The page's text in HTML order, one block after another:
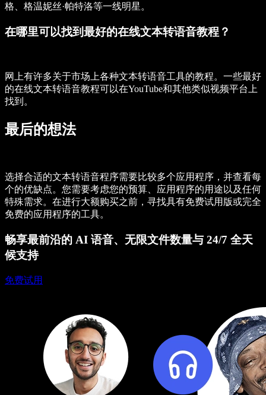
格、格温妮丝·帕特洛等一线明星。
在哪里可以找到最好的在线文本转语音教程？
网上有许多关于市场上各种文本转语音工具的教程。一些最好
的在线文本转语音教程可以在YouTube和其他类似视频平台上
找到。
最后的想法
选择合适的文本转语音程序需要比较多个应用程序，并查看每
个的优缺点。您需要考虑您的预算、应用程序的用途以及任何
特殊需求。在进行大额购买之前，寻找具有免费试用版或完全
免费的应用程序的工具。
畅享最前沿的 AI 语音、无限文件数量与 24/7 全天
候支持
免费试用